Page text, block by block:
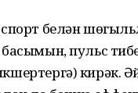
белән
пульс
кирәк.